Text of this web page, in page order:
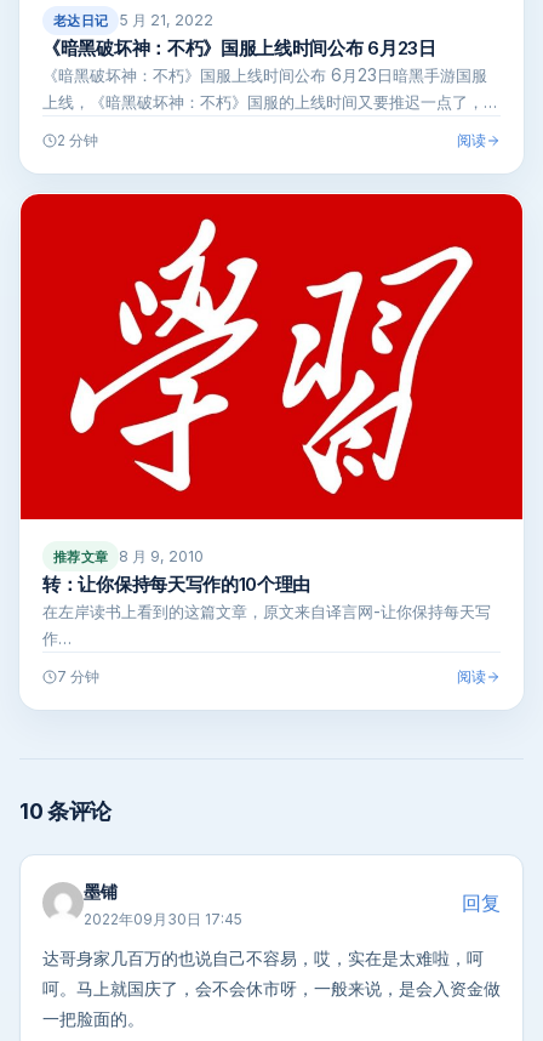
老达日记 5 月 21, 2022
《暗黑破坏神：不朽》国服上线时间公布 6月23日
《暗黑破坏神：不朽》国服上线时间公布 6月23日暗黑手游国服
上线，《暗黑破坏神：不朽》国服的上线时间又要推迟一点了，今
日(5月20…
2 分钟 阅读
推荐文章 8 月 9, 2010
转：让你保持每天写作的10个理由
在左岸读书上看到的这篇文章，原文来自译言网-让你保持每天写
作…
7 分钟 阅读
10 条评论
墨铺
2022年09月30日 17:45
回复
达哥身家几百万的也说自己不容易，哎，实在是太难啦，呵
呵。马上就国庆了，会不会休市呀，一般来说，是会入资金做
一把脸面的。